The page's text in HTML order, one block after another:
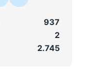
937
2
2.745